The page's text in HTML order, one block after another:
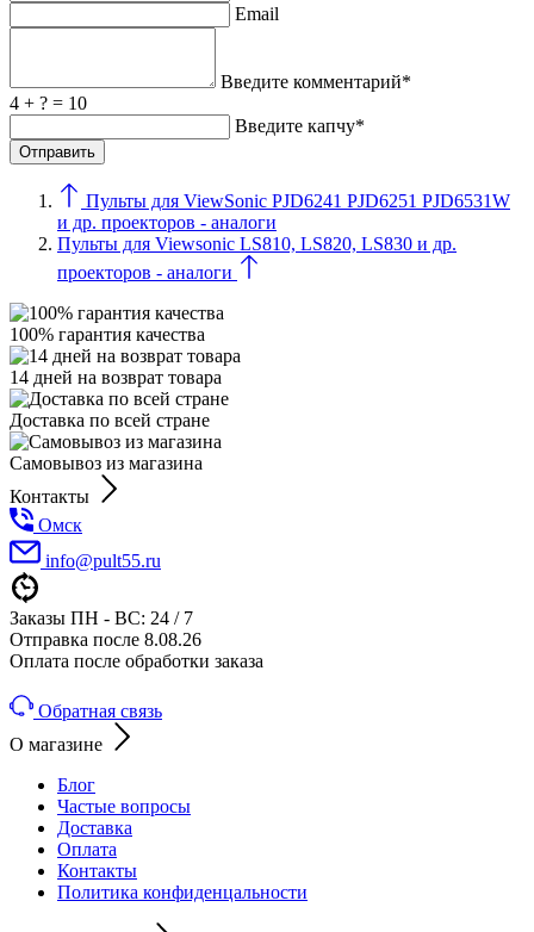
Email
Введите комментарий*
4 + ? = 10
Введите капчу*
Пульты для ViewSonic PJD6241 PJD6251 PJD6531W
и др. проекторов - аналоги
Пульты для Viewsonic LS810, LS820, LS830 и др.
проекторов - аналоги
100% гарантия качества
14 дней на возврат товара
Доставка по всей стране
Самовывоз из магазина
Контакты
Омск
info@pult55.ru
Заказы ПН - ВС: 24 / 7
Отправка после 8.08.26
Оплата после обработки заказа
Обратная связь
О магазине
Блог
Частые вопросы
Доставка
Оплата
Контакты
Политика конфиденцальности